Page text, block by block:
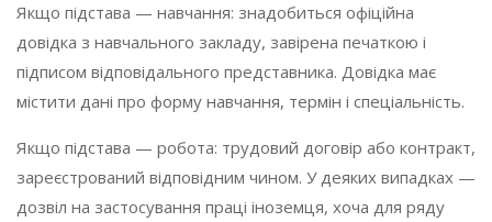
Якщо підстава — навчання: знадобиться офіційна
довідка з навчального закладу, завірена печаткою і
підписом відповідального представника. Довідка має
містити дані про форму навчання, термін і спеціальність.
Якщо підстава — робота: трудовий договір або контракт,
зареєстрований відповідним чином. У деяких випадках —
дозвіл на застосування праці іноземця, хоча для ряду